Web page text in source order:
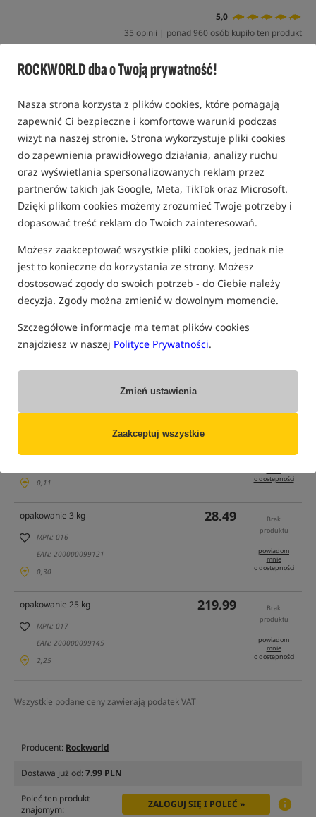
ROCKWORLD dba o Twoją prywatność!
Nasza strona korzysta z plików cookies, które pomagają
zapewnić Ci bezpieczne i komfortowe warunki podczas
wizyt na naszej stronie. Strona wykorzystuje pliki cookies
do zapewnienia prawidłowego działania, analizy ruchu
oraz wyświetlania spersonalizowanych reklam przez
partnerów takich jak Google, Meta, TikTok oraz Microsoft.
Dzięki plikom cookies możemy zrozumieć Twoje potrzeby i
dopasować treść reklam do Twoich zainteresowań.
Możesz zaakceptować wszystkie pliki cookies, jednak nie
jest to konieczne do korzystania ze strony. Możesz
dostosować zgody do swoich potrzeb - do Ciebie należy
decyzja. Zgody można zmienić w dowolnym momencie.
Szczegółowe informacje ma temat plików cookies
znajdziesz w naszej Polityce Prywatności.
Zmień ustawienia
Zaakceptuj wszystkie
5,0
35 opinii | ponad 960 osób kupiło ten produkt
(część opcji mogła zostać ukryta przez wybrany sposób filtrowania)
0,11
o dostępności
opakowanie 3 kg
MPN: 016
EAN: 200000099121
0,30
28.49
Brak
produktu
powiadom
mnie
o dostępności
opakowanie 25 kg
MPN: 017
EAN: 200000099145
2,25
219.99
Brak
produktu
powiadom
mnie
o dostępności
Wszystkie podane ceny zawierają podatek VAT
Producent: Rockworld
Dostawa już od:7.99 PLN
Poleć ten produkt
znajomym:
ZALOGUJ SIĘ I POLEĆ »